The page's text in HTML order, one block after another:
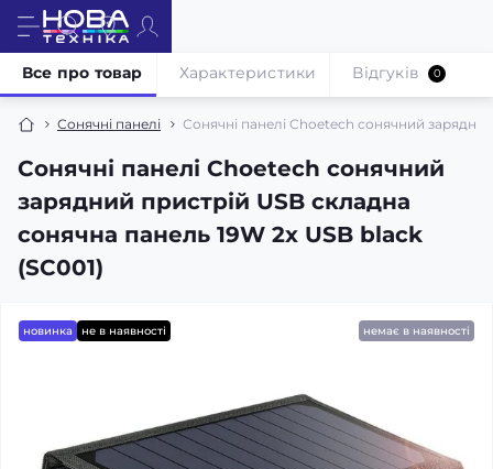
Сонячні панелі Сонячні панелі Choetech сонячний
Сонячні панелі Choetech сонячний
зарядний пристрій USB складна
сонячна панель 19W 2x USB black
(SC001)
Все про товар Характеристики Відгуків 0
новинка не в наявності немає в наявності